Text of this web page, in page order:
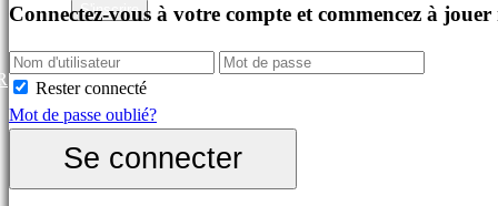
Célèbres
Nouveautés
Free
Play
Catégories
S'inscrire
Connectez-vous à votre compte et commencez à
Rester connecté
Mot de passe oublié?
Se connecter